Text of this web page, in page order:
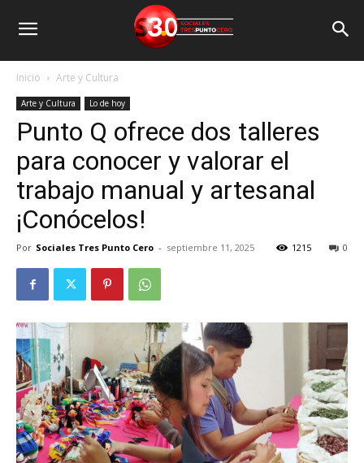
Inicio Arte y Cultura
Arte y Cultura Lo de hoy
Punto Q ofrece dos talleres
para conocer y valorar el
trabajo manual y artesanal
¡Conócelos!
Por Sociales Tres Punto Cero - septiembre 11, 2025 0
1215